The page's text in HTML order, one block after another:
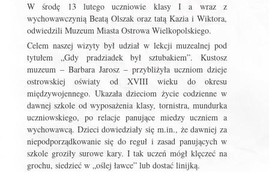
W środę 13 lutego uczniowie klasy I a wraz z
wychowawczynią Beatą Olszak oraz tatą Kazia i Wiktora,
odwiedzili Muzeum Miasta Ostrowa Wielkopolskiego.
Celem naszej wizyty był udział w lekcji muzealnej pod
tytułem „Gdy pradziadek był sztubakiem”. Kustosz
muzeum – Barbara Jarosz – przybliżyła uczniom dzieje
ostrowskiej oświaty od XVIII wieku do okresu
międzywojennego. Ukazała dzieciom życie codzienne w
dawnej szkole od wyposażenia klasy, tornistra, mundurka
uczniowskiego, po relacje panujące miedzy uczniem a
wychowawcą. Dzieci dowiedziały się m.in., że dawniej za
niepodporządkowanie się do reguł i zasad panujących w
szkole groziły surowe kary. I tak uczeń mógł klęczeć na
grochu, siedzieć w „oślej ławce” lub dostać linijką.